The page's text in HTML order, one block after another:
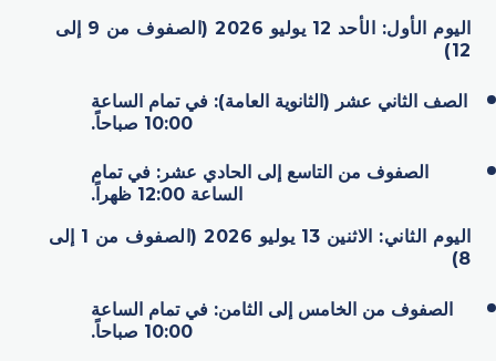
اليوم الأول: الأحد 12 يوليو 2026 (الصفوف من 9 إلى
12)
الصف الثاني عشر (الثانوية العامة): في تمام الساعة
10:00 صباحاً.
الصفوف من التاسع إلى الحادي عشر: في تمام
الساعة 12:00 ظهراً.
اليوم الثاني: الاثنين 13 يوليو 2026 (الصفوف من 1 إلى
8)
الصفوف من الخامس إلى الثامن: في تمام الساعة
10:00 صباحاً.